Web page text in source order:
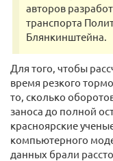
авторов
транспорта
Блянкинштейна.
Для того, чтобы
время резкого
то, сколько
заноса до полной
красноярские
компьютерного
данных брали